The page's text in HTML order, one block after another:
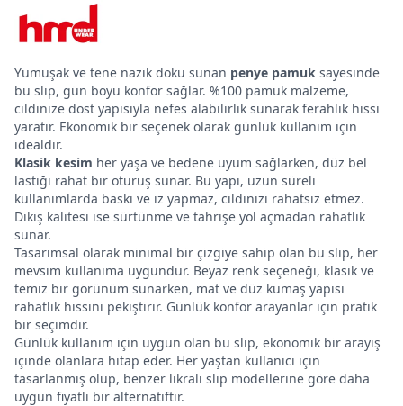
Yumuşak ve tene nazik doku sunan penye pamuk sayesinde
bu slip, gün boyu konfor sağlar. %100 pamuk malzeme,
cildinize dost yapısıyla nefes alabilirlik sunarak ferahlık hissi
yaratır. Ekonomik bir seçenek olarak günlük kullanım için
idealdir.
Klasik kesim her yaşa ve bedene uyum sağlarken, düz bel
lastiği rahat bir oturuş sunar. Bu yapı, uzun süreli
kullanımlarda baskı ve iz yapmaz, cildinizi rahatsız etmez.
Dikiş kalitesi ise sürtünme ve tahrişe yol açmadan rahatlık
sunar.
Tasarımsal olarak minimal bir çizgiye sahip olan bu slip, her
mevsim kullanıma uygundur. Beyaz renk seçeneği, klasik ve
temiz bir görünüm sunarken, mat ve düz kumaş yapısı
rahatlık hissini pekiştirir. Günlük konfor arayanlar için pratik
bir seçimdir.
Günlük kullanım için uygun olan bu slip, ekonomik bir arayış
içinde olanlara hitap eder. Her yaştan kullanıcı için
tasarlanmış olup, benzer likralı slip modellerine göre daha
uygun fiyatlı bir alternatiftir.